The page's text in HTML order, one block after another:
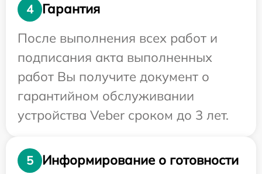
4
Гарантия
После выполнения всех работ и
подписания акта выполненных
работ Вы получите документ о
гарантийном обслуживании
устройства Veber сроком до 3 лет.
5
Информирование о готовности